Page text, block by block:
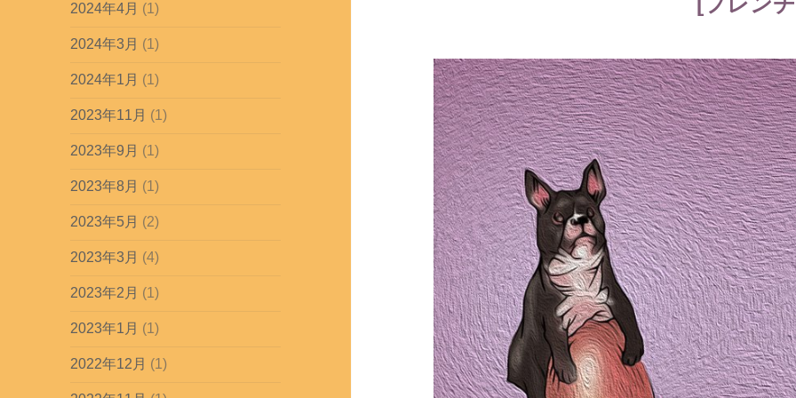
2024年4月 (1)
2024年3月 (1)
2024年1月 (1)
2023年11月 (1)
2023年9月 (1)
2023年8月 (1)
2023年5月 (2)
2023年3月 (4)
2023年2月 (1)
2023年1月 (1)
2022年12月 (1)